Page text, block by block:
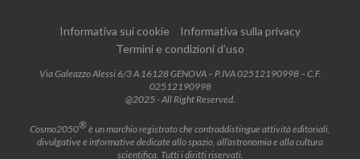
Informativa sui cookie
Informativa sulla privacy
Termini e condizioni d’uso
Via Galeazzo Alessi 6/3 A 16128 GENOVA – P.IVA 02512190998 – C.F.
02512190998
@2025 - All Right Reserved.
Cosmo2050®è un marchio registrato che contraddistingue attività editoriali,
divulgative e informative dedicate allo spazio, all’astronomia e alla cultura
scientifica. Tutti i diritti riservati.